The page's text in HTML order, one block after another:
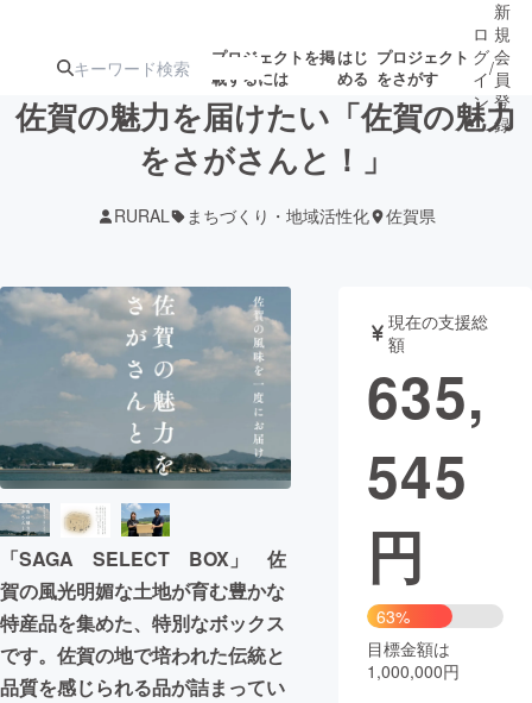
プロジェクトを掲
載するには
はじ
める
プロジェクト
をさがす
ターン
ジェクト
募集終了が近いプ
ロジェクト
されます
アート・写真 音楽
テクノロジー・ガジェット ゲーム・サ
映像・映画
ビジネス・起業
まちづくり・地域活性化
CAMPFIRE for Social Good
CAMPFIRE Creation
CAMPFIREふるさと納税machi-ya コミュニティ
ロ
グ
イ
ン
/
新
規
会
員
登
録
佐賀の魅力を届けたい「佐賀の魅力
をさがさんと！」
RURAL まちづくり・地域活性化 佐賀県
「SAGA SELECT BOX」 佐
賀の風光明媚な土地が育む豊かな
特産品を集めた、特別なボックス
です。佐賀の地で培われた伝統と
品質を感じられる品が詰まってい
現在の支援総
額
635,
545
円
63%
目標金額は
1,000,000円